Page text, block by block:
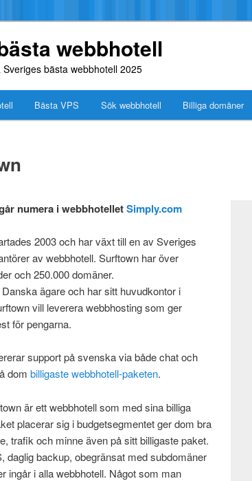
webbhotell
bästa webbhotell 2025
Bästa VPS Sök webbhotell Billiga domäner
numera i webbhotelletSimply.com
2003 och har växt till en av Sveriges
av webbhotell. Surftown har över
och 250.000 domäner.
ägare och har sitt huvudkontor i
vill leverera webbhosting som ger
för pengarna.
support på svenska via både chat och
dom billigaste webbhotell-paketen.
är ett webbhotell som med sina billiga
placerar sig i budgetsegmentet ger dom bra
trafik och minne även på sitt billigaste paket.
daglig backup, obegränsat med subdomäner
ingår i alla webbhotell. Något som man